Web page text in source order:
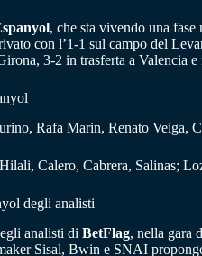
, che sta vivendo una
con l’1-1 sul campo del
3-2 in trasferta a Valencia
Rafa Marin, Renato Veiga,
Calero, Cabrera, Salinas;
degli analisti
analisti di BetFlag, nella gara
Sisal, Bwin e SNAI